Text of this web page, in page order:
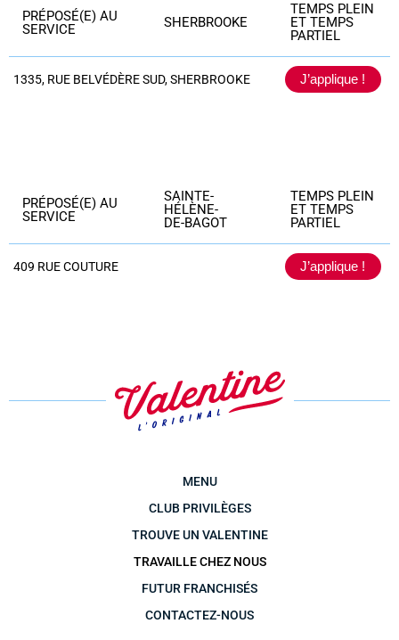
PRÉPOSÉ(E) AU
SERVICE
SHERBROOKE
TEMPS PLEIN
ET TEMPS
PARTIEL
1335, RUE BELVÉDÈRE SUD, SHERBROOKE J’applique !
PRÉPOSÉ(E) AU
SERVICE
SAINTE-
HÉLÈNE-
DE-BAGOT
TEMPS PLEIN
ET TEMPS
PARTIEL
409 RUE COUTURE J’applique !
MENU
CLUB PRIVILÈGES
TROUVE UN VALENTINE
TRAVAILLE CHEZ NOUS
FUTUR FRANCHISÉS
CONTACTEZ-NOUS